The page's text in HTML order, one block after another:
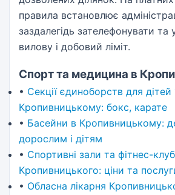
правила встановлює
заздалегідь зателефонувати
вилову і добовий ліміт.
Спорт та медицина в
• Секції єдиноборств для дітей
Кропивницькому: бокс, карате
• Басейни в Кропивницькому:
дорослим і дітям
• Спортивні зали та фітнес-
Кропивницького: ціни та
• Обласна лікарня